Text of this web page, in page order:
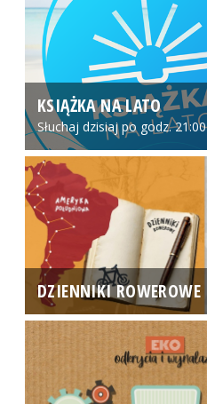
KSIĄŻKA NA LATO
Słuchaj dzisiaj po godz. 21:00
DZIENNIKI ROWEROWE